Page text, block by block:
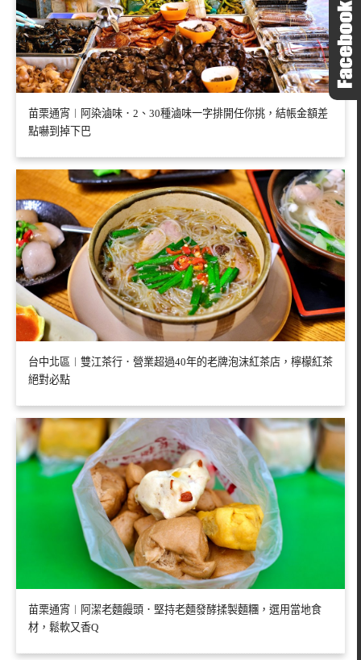
苗栗通宵︱阿染滷味．2、30種滷味一字排開任你挑，結帳金額差
點嚇到掉下巴
台中北區︱雙江茶行．營業超過40年的老牌泡沫紅茶店，檸檬紅茶
絕對必點
苗栗通宵︱阿潔老麵饅頭．堅持老麵發酵揉製麵糰，選用當地食
材，鬆軟又香Q